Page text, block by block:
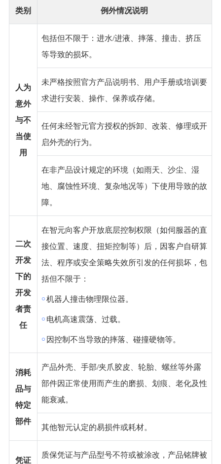
类别 例外情况说明
人为
意外
与不
当使
用
包括但不限于：进水/进液、摔落、撞击、挤压
等导致的损坏。
未严格按照官方产品说明书、用户手册或培训要
求进行安装、操作、保养或存储。
任何未经智元官方授权的拆卸、改装、修理或开
启外壳的行为。
在非产品设计规定的环境（如雨天、沙尘、湿
地、腐蚀性环境、复杂地况等）下使用导致的故
障。
二次
开发
下的
开发
者责
任
在智元向客户开放底层控制权限（如伺服器的直
接位置、速度、扭矩控制等）后，因客户自研算
法、程序或安全策略失效所引发的任何损坏，包
括但不限于：
￮机器人撞击物理限位器。
￮ 电机高速震荡、过载。
￮ 因控制不当导致的摔落、碰撞硬物等。
消耗
品与
特定
部件
产品外壳、手部/夹爪胶皮、轮胎、螺丝等外露
部件因正常使用而产生的磨损、划痕、老化及性
能衰减。
其他智元认定的易损件或耗材。
凭证
质保凭证与产品型号不符或被涂改，产品铭牌被